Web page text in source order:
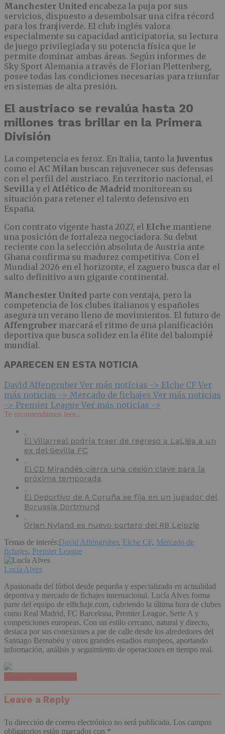
Manchester United encabeza la puja por sus
servicios, dispuesto a desembolsar una cifra récord
para los franjiverde. El club inglés valora
especialmente su capacidad anticipatoria, su lectura
de juego privilegiada y su potencia física que le
permite dominar ambas áreas. Según informes de
Sky Sport Alemania a través de Florian Plettenberg,
posee todas las condiciones necesarias para triunfar
en sistemas de alta presión.
El austriaco se revalúa hasta 20
millones tras brillar en la Primera
División
La competencia es feroz. En Italia, tanto la Juventus
como el AC Milan buscan rejuvenecer sus defensas
con el perfil del austriaco. En territorio nacional, el
Sevilla y el Atlético de Madrid monitorean su
situación para retener el talento defensivo en
España.
Con contrato vigente hasta 2027, el Elche mantiene
una posición de fortaleza negociadora. Su debut
reciente con la selección absoluta de Austria ante
Ghana confirma su madurez competitiva. Con el
Mundial 2026 en el horizonte, el zaguero busca dar el
salto definitivo a un gigante continental.
Manchester United parte con ventaja, pero la
competencia de los clubes italianos y españoles
asegura un verano lleno de movimientos. El futuro de
Affengruber marcará el ritmo de una planificación
deportiva que busca solidez en la élite del balompié
mundial.
APARECEN EN ESTA NOTICIA
David Affengruber Ver más noticias -> Elche CF Ver
más noticias -> Mercado de fichajes Ver más noticias
-> Premier League Ver más noticias ->
Te recomendamos leer...
El Villarreal podría traer de regreso a LaLiga a un
ex del Sevilla FC
El CD Mirandés cierra una cesión clave para la
próxima temporada
El Deportivo de A Coruña se fija en un jugador del
Borussia Dortmund
Orjan Nyland es nuevo portero del RB Leipzig
Temas de interés:David Affengruber, Elche CF, Mercado de
fichajes, Premier League
Lucía Alves
Apasionada del fútbol desde pequeña y especializada en actualidad
deportiva y mercado de fichajes internacional. Lucía Alves forma
parte del equipo de elfichaje.com, cubriendo la última hora de clubes
como Real Madrid, FC Barcelona, Premier League, Serie A y
competiciones europeas. Con un estilo cercano, natural y directo,
destaca por sus conexiones a pie de calle desde los alrededores del
Santiago Bernabéu y otros grandes estadios europeos, aportando
información, análisis y seguimiento de operaciones en tiempo real.
Leave a Reply
Tu dirección de correo electrónico no será publicada. Los campos
obligatorios están marcados con *